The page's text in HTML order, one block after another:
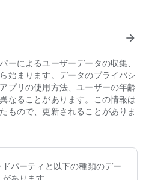
の料理を宅配してほしい
ーが食べたくなるので出前で頼ん
デリバリーで豪華にしたい
注文したい
リバリーを使いたい
にテイクアウトしたい
をフードデリバリーで楽しみたい
ルメを家でゆったりと楽しみたい
（メニュー）が選ばれる3つ
arrow_forward
ーによるユーザーデータの収集、
始まります。データのプライバシ
プリの使用方法、ユーザーの年齢
なることがあります。この情報は
もので、更新されることがありま
パーティと以下の種類のデー